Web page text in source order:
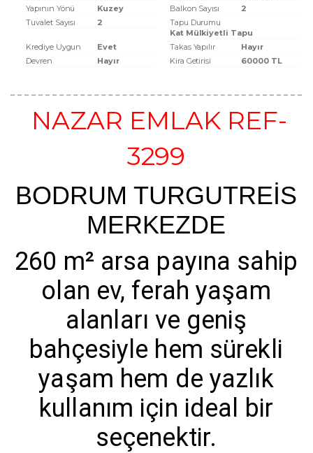
Yapının Yönü
Kuzey Balkon Sayısı
2
Tuvalet Sayısı
2
Tapu Durumu
Kat Mülkiyetli Tapu
Krediye Uygun
Evet Takas Yapılır
Hayır
Devren
Hayır Kira Getirisi 60000 TL
NAZAR EMLAK REF-
3299
BODRUM TURGUTREİS
MERKEZDE
260 m² arsa payına sahip
olan ev, ferah yaşam
alanları ve geniş
bahçesiyle hem sürekli
yaşam hem de yazlık
kullanım için ideal bir
seçenektir.